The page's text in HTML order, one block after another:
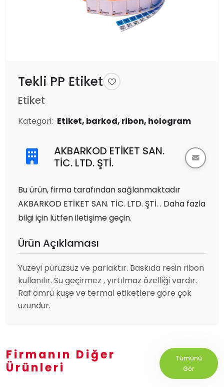
Tekli PP Etiket
Etiket
Kategori: Etiket, barkod, ribon, hologram
AKBARKOD ETİKET SAN.
TİC. LTD. ŞTİ.
Bu ürün, firma tarafından sağlanmaktadır
AKBARKOD ETİKET SAN. TİC. LTD. ŞTİ. . Daha fazla
bilgi için lütfen iletişime geçin.
Ürün Açıklaması
Yüzeyi pürüzsüz ve parlaktır. Baskıda resin ribon
kullanılır. Su geçirmez , yırtılmaz özelliği vardır.
Raf ömrü kuşe ve termal etiketlere göre çok
uzundur.
Firmanın Diğer
Ürünleri
Tümünü
Gör